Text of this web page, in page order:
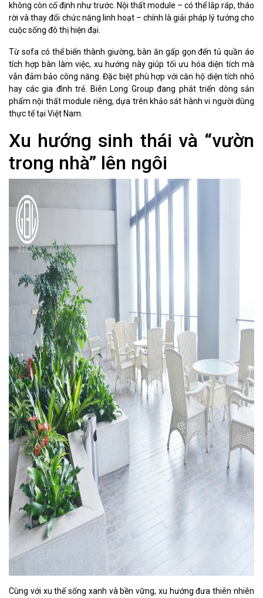
không còn cố định như trước. Nội thất module – có thể lắp ráp, tháo
rời và thay đổi chức năng linh hoạt – chính là giải pháp lý tưởng cho
cuộc sống đô thị hiện đại.
Từ sofa có thể biến thành giường, bàn ăn gấp gọn đến tủ quần áo
tích hợp bàn làm việc, xu hướng này giúp tối ưu hóa diện tích mà
vẫn đảm bảo công năng. Đặc biệt phù hợp với căn hộ diện tích nhỏ
hay các gia đình trẻ. Biên Long Group đang phát triển dòng sản
phẩm nội thất module riêng, dựa trên khảo sát hành vi người dùng
thực tế tại Việt Nam.
Xu hướng sinh thái và “vườn
trong nhà” lên ngôi
Cùng với xu thế sống xanh và bền vững, xu hướng đưa thiên nhiên